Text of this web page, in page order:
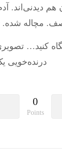
هم دیدنی‌اند.
کنید…
درنده‌خویی
0
Points